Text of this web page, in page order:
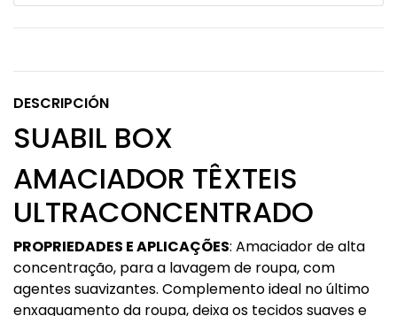
DESCRIPCIÓN
SUABIL BOX
AMACIADOR TÊXTEIS
ULTRACONCENTRADO
PROPRIEDADES E APLICAÇÕES: Amaciador de alta
concentração, para a lavagem de roupa, com
agentes suavizantes. Complemento ideal no último
enxaguamento da roupa, deixa os tecidos suaves e